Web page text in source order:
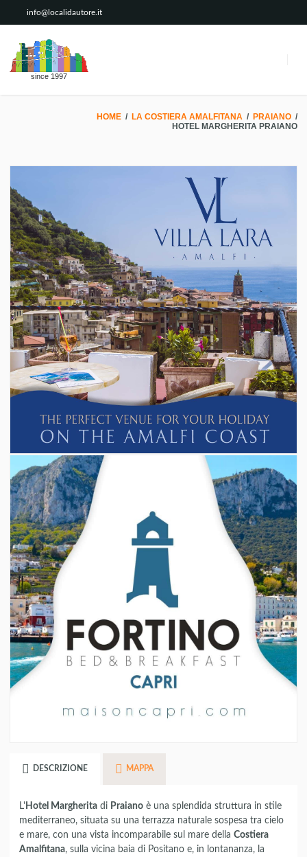
info@localidautore.it
since 1997
HOME / LA COSTIERA AMALFITANA / PRAIANO /
HOTEL MARGHERITA PRAIANO
DESCRIZIONE MAPPA
L' Hotel Margherita di Praiano è una splendida struttura in stile
mediterraneo, situata su una terrazza naturale sospesa tra cielo
e mare, con una vista incomparabile sul mare della Costiera
Amalfitana, sulla vicina baia di Positano e, in lontananza, la